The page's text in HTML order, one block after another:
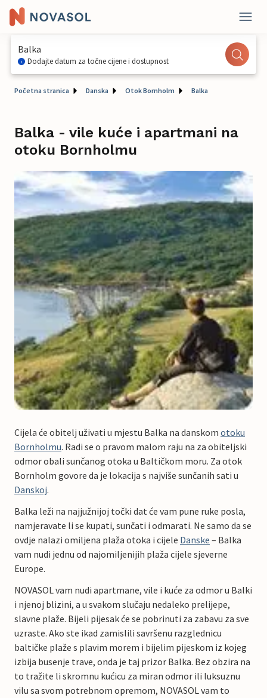
Balka
Dodajte datum za točne cijene i dostupnost
Početna stranica Danska Otok Bornholm Balka
Balka - vile kuće i apartmani na
otoku Bornholmu
Cijela će obitelj uživati u mjestu Balka na danskom otoku
Bornholmu. Radi se o pravom malom raju na za obiteljski
odmor obali sunčanog otoka u Baltičkom moru. Za otok
Bornholm govore da je lokacija s najviše sunčanih sati u
Danskoj.
Balka leži na najjužnijoj točki dat će vam pune ruke posla,
namjeravate li se kupati, sunčati i odmarati. Ne samo da se
ovdje nalazi omiljena plaža otoka i cijele Danske – Balka
vam nudi jednu od najomiljenijih plaža cijele sjeverne
Europe.
NOVASOL vam nudi apartmane, vile i kuće za odmor u Balki
i njenoj blizini, a u svakom slučaju nedaleko prelijepe,
slavne plaže. Bijeli pijesak će se pobrinuti za zabavu za sve
uzraste. Ako ste ikad zamislili savršenu razglednicu
baltičke plaže s plavim morem i bijelim pijeskom iz kojeg
izbija busenje trave, onda je taj prizor Balka. Bez obzira na
to tražite li skromnu kućicu za miran odmor ili luksuznu
vilu sa svom potrebnom opremom, NOVASOL vam to